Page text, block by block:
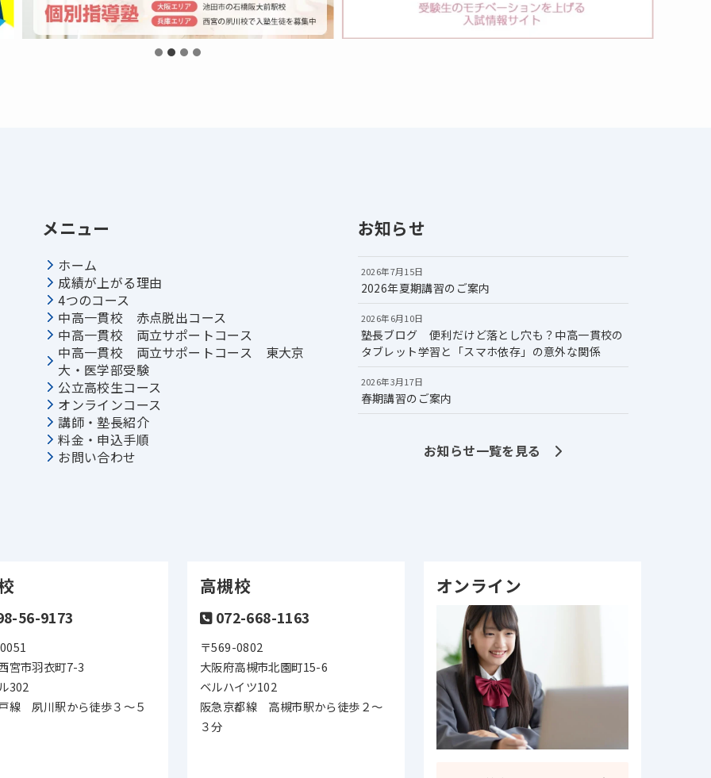
メニュー
ホーム
成績が上がる理由
4つのコース
中高一貫校 赤点脱出コース
中高一貫校 両立サポートコース
中高一貫校 両立サポートコース 東大京
大・医学部受験
公立高校生コース
オンラインコース
講師・塾長紹介
料金・申込手順
お問い合わせ
お知らせ
2026年7月15日
2026年夏期講習のご案内
2026年6月10日
塾長ブログ 便利だけど落とし穴も？中高一貫校の
タブレット学習と「スマホ依存」の意外な関係
2026年3月17日
春期講習のご案内
お知らせ一覧を見る
56-9173
宮市羽衣町7-3
302
線 夙川駅から徒歩３～５
高槻校
072-668-1163
〒569-0802
大阪府高槻市北園町15-6
ベルハイツ102
阪急京都線 高槻市駅から徒歩２～
３分
オンライン